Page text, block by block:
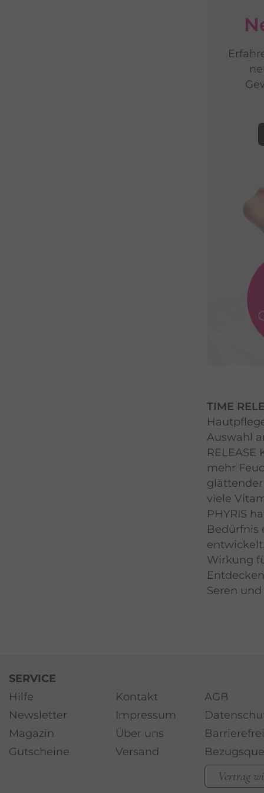
TIME
Auswahl
mehr
viele
PHYRIS
Bedürfnis
Wirkung
Seren
SERVICE
Hilfe
Newsletter
Magazin
Gutscheine
Kontakt
Impressum
Über uns
Versand
AGB
Vertrag